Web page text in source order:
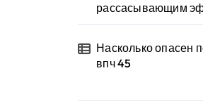
рассасывающим
Насколько опасен
впч 45